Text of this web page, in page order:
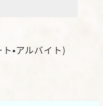
•アルバイト)